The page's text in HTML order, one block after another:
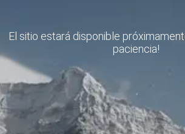
El sitio estará disponible
paciencia!